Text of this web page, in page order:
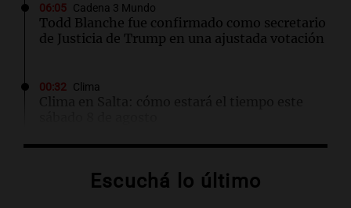
06:05 Cadena 3 Mundo
Todd Blanche fue confirmado como secretario
de Justicia de Trump en una ajustada votación
00:32 Clima
Clima en Salta: cómo estará el tiempo este
Clima en Tucumán: cómo estará el tiempo
Escuchá lo último